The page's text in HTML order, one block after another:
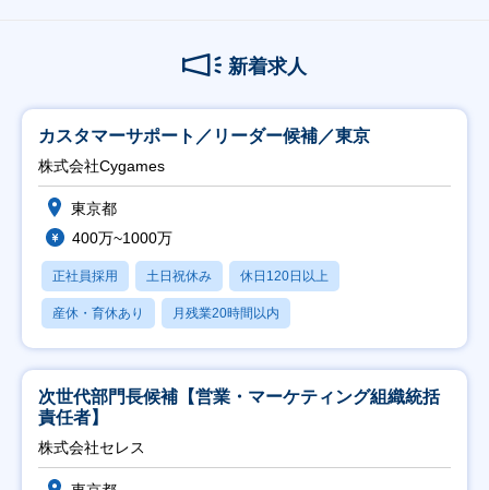
新着求人
カスタマーサポート／リーダー候補／東京
株式会社Cygames
東京都
400万~1000万
正社員採用 土日祝休み 休日120日以上
産休・育休あり 月残業20時間以内
次世代部門長候補【営業・マーケティング組織統括
責任者】
株式会社セレス